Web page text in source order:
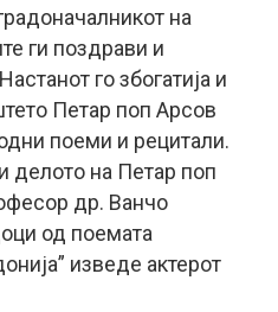
на
ги поздрави и
го збогатија и
Петар поп Арсов
поеми и рецитали.
делото на Петар поп
др. Ванчо
од поемата
изведе актерот